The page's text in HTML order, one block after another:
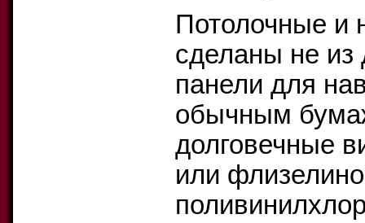
Потолочные и
сделаны не из
панели для
обычным
долговечные
или